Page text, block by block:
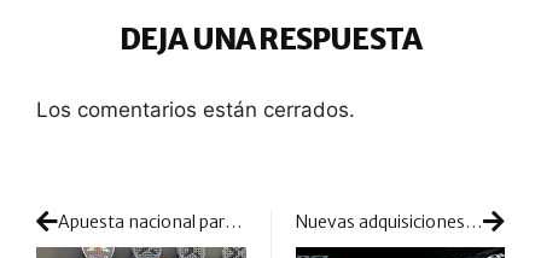
DEJA UNA RESPUESTA
Los comentarios están cerrados.
Apuesta nacional para NOX: fichaje de altura con Rafa Méndez Nuevas adquisiciones y crecimiento para el Grupo Padel Nuestro